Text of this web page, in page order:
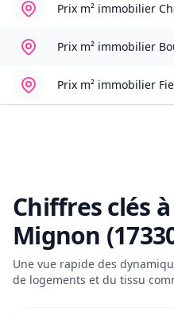
Prix m² immobilier
Prix m² immobilier
Prix m² immobilier
Chiffres clés à
Mignon
Une vue rapide des
de logements et du tissu